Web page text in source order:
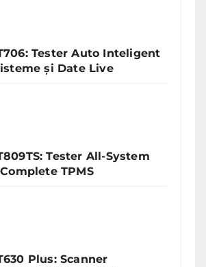
Tester Auto Inteligent
și Date Live
Tester All-System
TPMS
Plus: Scanner